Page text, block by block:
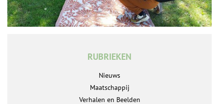
RUBRIEKEN
Nieuws
Maatschappij
Verhalen en Beelden